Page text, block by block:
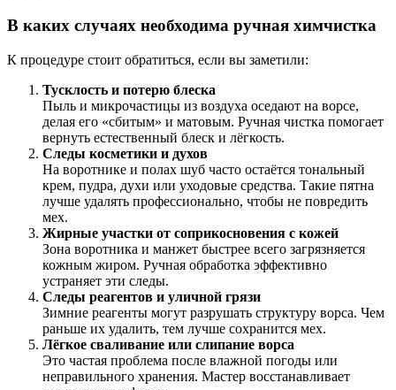
В каких случаях необходима ручная химчистка
К процедуре стоит обратиться, если вы заметили:
Тусклость и потерю блеска
Пыль и микрочастицы из воздуха оседают на ворсе,
делая его «сбитым» и матовым. Ручная чистка помогает
вернуть естественный блеск и лёгкость.
Следы косметики и духов
На воротнике и полах шуб часто остаётся тональный
крем, пудра, духи или уходовые средства. Такие пятна
лучше удалять профессионально, чтобы не повредить
мех.
Жирные участки от соприкосновения с кожей
Зона воротника и манжет быстрее всего загрязняется
кожным жиром. Ручная обработка эффективно
устраняет эти следы.
Следы реагентов и уличной грязи
Зимние реагенты могут разрушать структуру ворса. Чем
раньше их удалить, тем лучше сохранится мех.
Лёгкое сваливание или слипание ворса
Это частая проблема после влажной погоды или
неправильного хранения. Мастер восстанавливает